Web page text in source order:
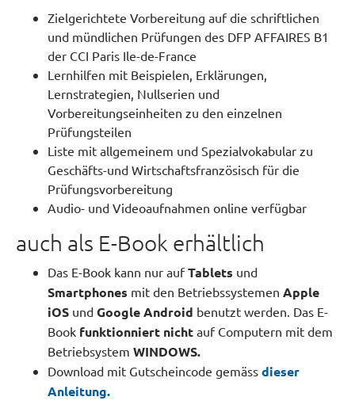
Zielgerichtete Vorbereitung auf die schriftlichen
und mündlichen Prüfungen des DFP AFFAIRES B1
der CCI Paris Ile-de-France
Lernhilfen mit Beispielen, Erklärungen,
Lernstrategien, Nullserien und
Vorbereitungseinheiten zu den einzelnen
Prüfungsteilen
Liste mit allgemeinem und Spezialvokabular zu
Geschäfts-und Wirtschaftsfranzösisch für die
Prüfungsvorbereitung
Audio- und Videoaufnahmen online verfügbar
auch als E-Book erhältlich
Das E-Book kann nur aufTablets und
Smartphones mit den Betriebssystemen Apple
iOS und Google Android benutzt werden. Das E-
Book funktionniert nicht auf Computern mit dem
Betriebsystem WINDOWS.
Download mit Gutscheincode gemäss dieser
Anleitung.